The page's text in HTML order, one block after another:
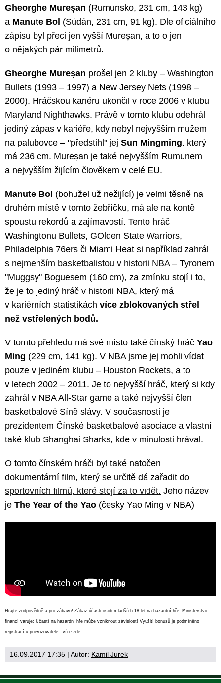
Gheorghe Mureșan (Rumunsko, 231 cm, 143 kg)
a Manute Bol (Súdán, 231 cm, 91 kg). Dle oficiálního
zápisu byl přeci jen vyšší Mureșan, a to o jen
o nějakých pár milimetrů.
Gheorghe Mureșan prošel jen 2 kluby – Washington
Bullets (1993 – 1997) a New Jersey Nets (1998 –
2000). Hráčskou kariéru ukončil v roce 2006 v klubu
Maryland Nighthawks. Právě v tomto klubu odehrál
jediný zápas v kariéře, kdy nebyl nejvyšším mužem
na palubovce – "předstihl" jej Sun Mingming, který
má 236 cm. Mureșan je také nejvyšším Rumunem
a nejvyšším žijícím člověkem v celé EU.
Manute Bol (bohužel už nežijící) je velmi těsně na
druhém místě v tomto žebříčku, má ale na kontě
spoustu rekordů a zajímavostí. Tento hráč
Washingtonu Bullets, GOlden State Warriors,
Philadelphia 76ers či Miami Heat si například zahrál
s nejmenším basketbalistou v historii NBA– Tyronem
"Muggsy" Boguesem (160 cm), za zmínku stojí i to,
že je to jediný hráč v historii NBA, který má
v kariérních statistikách více zblokovaných střel
než vstřelených bodů.
V tomto přehledu má své místo také čínský hráč Yao
Ming (229 cm, 141 kg). V NBA jsme jej mohli vídat
pouze v jediném klubu – Houston Rockets, a to
v letech 2002 – 2011. Je to nejvyšší hráč, který si kdy
zahrál v NBA All-Star game a také nejvyšší člen
basketbalové Síně slávy. V současnosti je
prezidentem Čínské basketbalové asociace a vlastní
také klub Shanghai Sharks, kde v minulosti hrával.
O tomto čínském hráči byl také natočen
dokumentární film, který se určitě dá zařadit do
sportovních filmů, které stojí za to vidět. Jeho název
je The Year of the Yao (česky Yao Ming v NBA)
Hrajte zodpovědně a pro zábavu! Zákaz účasti osob mladších 18 let na hazardní hře. Ministerstvo
financí varuje: Účastí na hazardní hře může vzniknout závislost! Využití bonusů je podmíněno
registrací u provozovatele - více zde.
16.09.2017 17:35 | Autor: Kamil Jurek